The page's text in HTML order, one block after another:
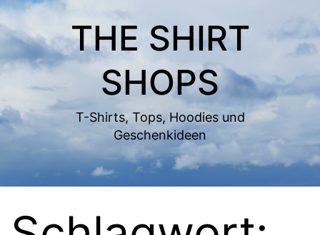
Zum
Inhalt
springen
THE SHIRT
SHOPS
T-Shirts, Tops, Hoodies und
Geschenkideen